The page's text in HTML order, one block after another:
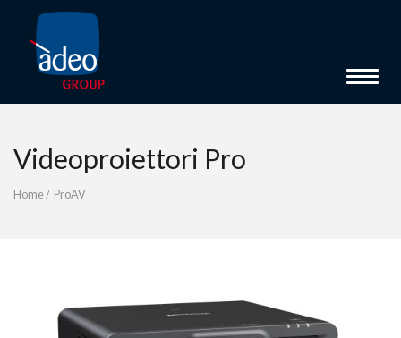
Toggle
Videoproiettori Pro
Home/ ProAV